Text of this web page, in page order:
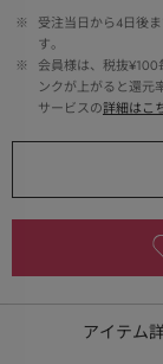
※
受注当日から4日後
す。
※
会員様は、税抜
ンクが上がると還元
サービスの詳細はこ
アイテム